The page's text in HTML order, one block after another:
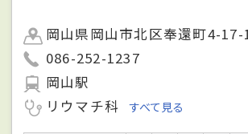
岡山県岡山市北区奉還町4-17-
086-252-1237
岡山駅
リウマチ科
すべて見る